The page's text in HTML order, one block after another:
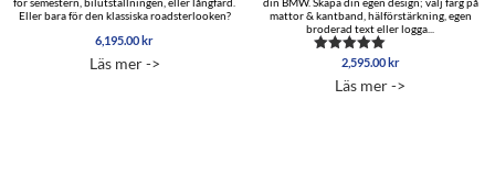
Eller bara för den klassiska roadsterlooken?
6,195.00 kr
Läs mer ->
mattor & kantband, hälförstärkning, egen
broderad text eller logga...
Betygsatt
av 5
2,595.00 kr
Läs mer ->